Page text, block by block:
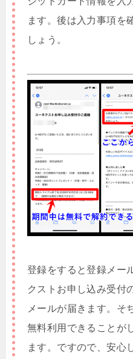
ます。後は入力事項を
しょう。
登録をすると登録メー
クストお申し込み受付
メールが届きます。そ
無料利用できることが
ます。ですので、安心